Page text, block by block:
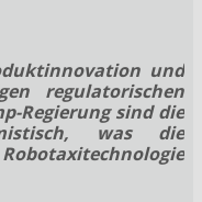
und
regulatorischen
Regierung sind die
was die